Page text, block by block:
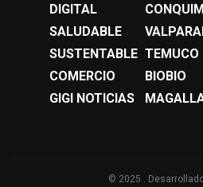
DIGITAL
SALUDABLE
SUSTENTABLE
COMERCIO
GIGI NOTICIAS
TEMUCO
BIOBIO
© 2025 .